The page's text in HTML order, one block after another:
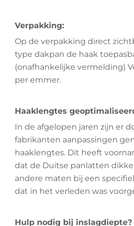
Verpakking:
Op de verpakking direct
type dakpan de haak
(onafhankelijke vermelding)
per emmer.
Haaklengtes
In de afgelopen jaren zijn er
fabrikanten aanpassingen
haaklengtes. Dit heeft
dat de Duitse panlatten
andere maten bij een
dat in het verleden was
Hulp nodig bij inslagdiepte?